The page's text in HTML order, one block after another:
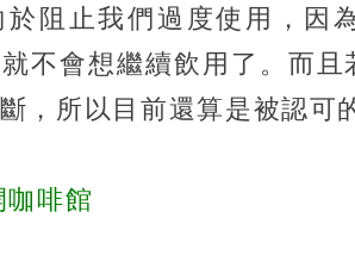
阻止我們過度使用，因
不會想繼續飲用了。而
，所以目前還算是被認可
咖啡館